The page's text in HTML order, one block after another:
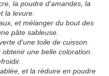
la poudre d'amandes, la
la levure.
et mélanger du bout des
pâte sableuse.
d'une toile de cuisson.
une belle coloration.
et la réduire en poudre